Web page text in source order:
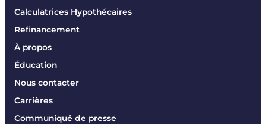
Calculatrices Hypothécaires
Refinancement
À propos
Éducation
Nous contacter
Carrières
Communiqué de presse